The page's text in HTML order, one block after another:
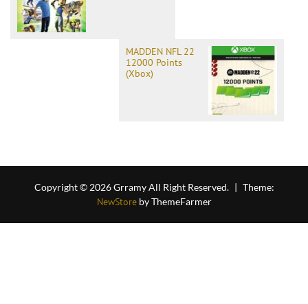
MADDEN NFL 22
12000 Points
(Xbox)
Copyright © 2026 Grramy All Right Reserved. | Theme:
NewStoreby ThemeFarmer